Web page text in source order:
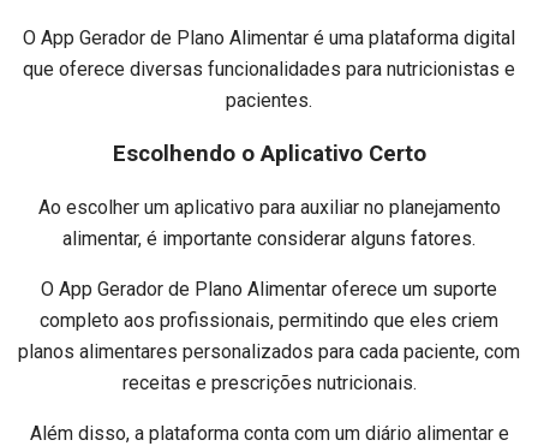
O App Gerador de Plano Alimentar é uma plataforma digital
que oferece diversas funcionalidades para nutricionistas e
pacientes.
Escolhendo o Aplicativo Certo
Ao escolher um aplicativo para auxiliar no planejamento
alimentar, é importante considerar alguns fatores.
O App Gerador de Plano Alimentar oferece um suporte
completo aos profissionais, permitindo que eles criem
planos alimentares personalizados para cada paciente, com
receitas e prescrições nutricionais.
Além disso, a plataforma conta com um diário alimentar e